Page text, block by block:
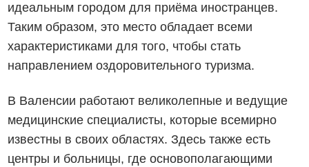
идеальным городом для приёма иностранцев.
Таким образом, это место обладает всеми
характеристиками для того, чтобы стать
направлением оздоровительного туризма.
В Валенсии работают великолепные и ведущие
медицинские специалисты, которые всемирно
известны в своих областях. Здесь также есть
центры и больницы, где основополагающими